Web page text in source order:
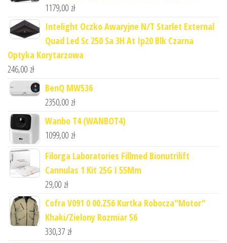
1179,00 zł
Intelight Oczko Awaryjne N/T Starlet External
Quad Led Sc 250 Sa 3H At Ip20 Blk Czarna
Optyka Korytarzowa
246,00 zł
BenQ MW536
2350,00 zł
Wanbo T4 (WANBOT4)
1099,00 zł
Filorga Laboratories Fillmed Bionutrilift
Cannulas 1 Kit 25G I 55Mm
29,00 zł
Cofra V091 0 00.Z56 Kurtka Robocza"Motor"
Khaki/Zielony Rozmiar 56
330,37 zł